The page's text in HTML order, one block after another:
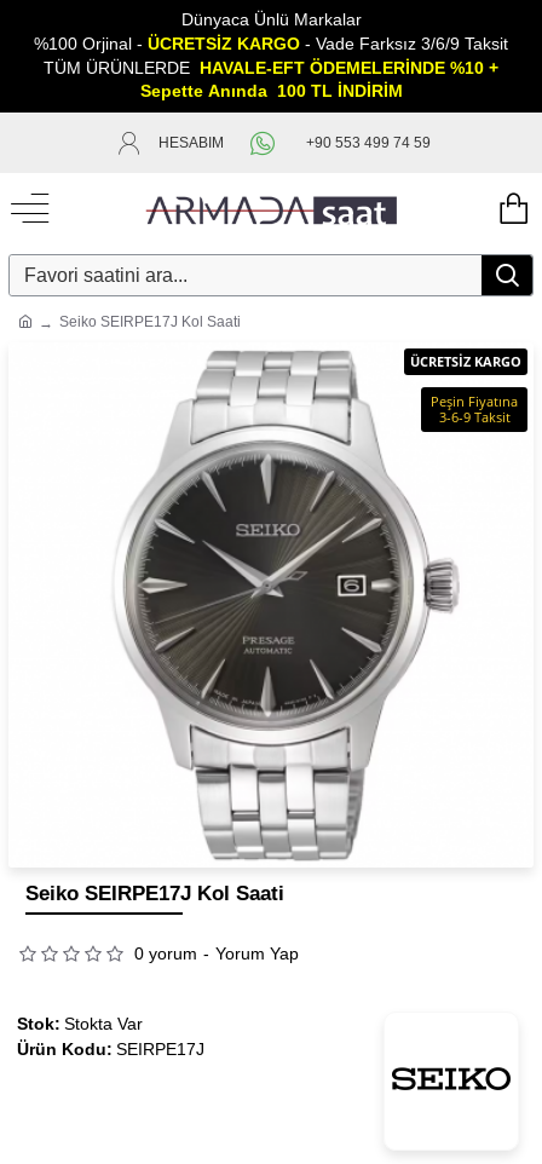
Dünyaca Ünlü Markalar
%100 Orjinal - ÜCRETSİZ KARGO - Vade Farksız 3/6/9 Taksit
TÜM ÜRÜNLERDE HAVALE-EFT ÖDEMELERİNDE %10 +
Sepette Anında 100 TL İNDİRİM
HESABIM +90 553 499 74 59
Seiko SEIRPE17J Kol Saati
ÜCRETSİZ KARGO
Peşin Fiyatına
3-6-9 Taksit
Seiko SEIRPE17J Kol Saati
0 yorum - Yorum Yap
Stok: Stokta Var
Ürün Kodu: SEIRPE17J